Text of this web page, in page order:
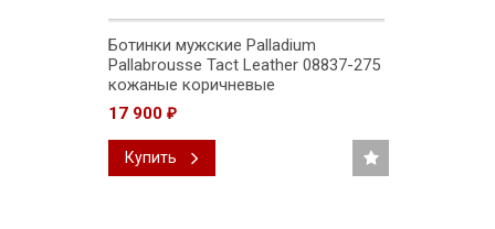
Ботинки мужские Palladium
Pallabrousse Tact Leather 08837-275
кожаные коричневые
17 900 ₽
Купить